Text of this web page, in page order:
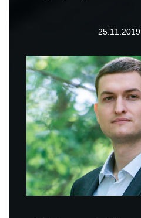
25.11.2019